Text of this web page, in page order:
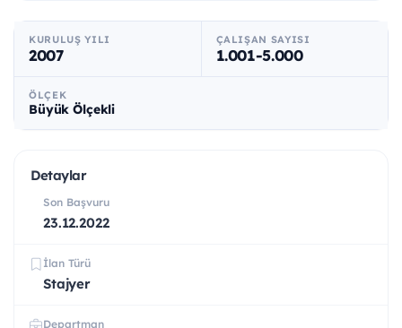
KURULUŞ YILI
2007
ÇALIŞAN SAYISI
1.001-5.000
ÖLÇEK
Büyük Ölçekli
Detaylar
Son Başvuru
23.12.2022
İlan Türü
Stajyer
Departman